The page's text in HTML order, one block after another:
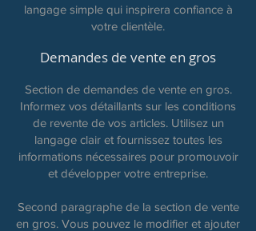
langage simple qui inspirera confiance à
votre clientèle.
Demandes de vente en gros
Section de demandes de vente en gros.
Informez vos détaillants sur les conditions
de revente de vos articles. Utilisez un
langage clair et fournissez toutes les
informations nécessaires pour promouvoir
et développer votre entreprise.
Second paragraphe de la section de vente
en gros. Vous pouvez le modifier et ajouter